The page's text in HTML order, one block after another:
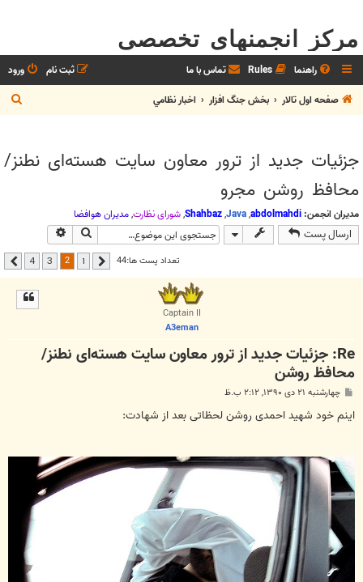
مرکز انجمنهای تخصصی
راهنما Rules تماس با ما ورود
ثبت نام
صفحه اول تالار
بخش جنگ افزار اخبار نظامي
ج
س
ججزئیات جدید از ترور معاون سایت هسته‌ای نطنز/
محافظ روشن مجرو
مدیران انجمن: abdolmahdi
,
Java
,
Shahbaz
,شوراي نظارت,مديران هوافضا
ارسال پست جستجو
تعداد پست ها:44 قبلی 2
3
4 بعدی
Captain II
A3eman
Re: جزئیات جدید از ترور معاون سایت هسته‌ای نطنز/
محافظ روشن
پ
ت
چهارشنبه ۲۱ دی ۱۳۹۰, ۲:۱۲ ب.ظ
اینم خود شهید احمدی روشن لحظاتی بعد از شهادت: